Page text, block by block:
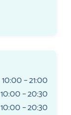
10:00 – 21:00
10:00 – 20:30
10:00 – 20:30